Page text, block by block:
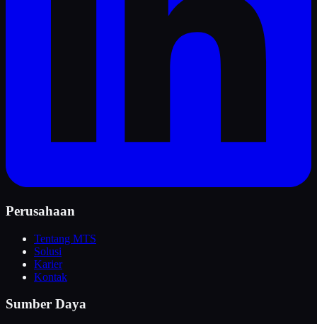
Perusahaan
Tentang MTS
Solusi
Karier
Kontak
Sumber Daya